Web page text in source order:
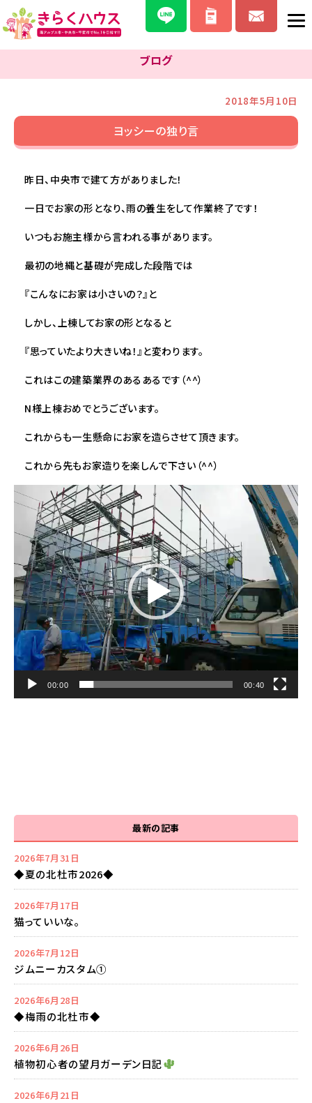
ブログ
2018年5月10日
ヨッシーの独り言
昨日、中央市で建て方がありました！
一日でお家の形となり、雨の養生をして作業終了です！
いつもお施主様から言われる事があります。
最初の地縄と基礎が完成した段階では
『こんなにお家は小さいの？』と
しかし、上棟してお家の形となると
『思っていたより大きいね！』と変わります。
これはこの建築業界のあるあるです（^^）
N様上棟おめでとうございます。
これからも一生懸命にお家を造らさせて頂きます。
これから先もお家造りを楽しんで下さい（^^）
動
プ
ー
ヤ
ー
00:00 00:40
最新の記事
2026年7月31日
◆夏の北杜市2026◆
2026年7月17日
猫っていいな。
2026年7月12日
ジムニーカスタム①
2026年6月28日
◆梅雨の北杜市◆
2026年6月26日
植物初心者の望月ガーデン日記
2026年6月21日